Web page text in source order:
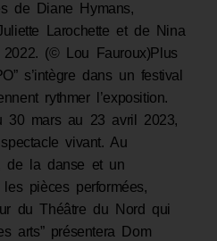
de Diane Hymans,
Larochette et de Nina
2022. (© Lou Fauroux)Plus
s’intègre dans un festival
rythmer l’exposition.
30 mars au 23 avril 2023,
vivant. Au
de la danse et un
pièces performées,
du Théâtre du Nord qui
arts” présentera Dom